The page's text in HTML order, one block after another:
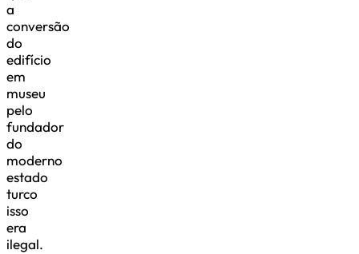
a
conversão
do
edifício
em
museu
pelo
fundador
do
moderno
estado
turco
isso
era
ilegal.